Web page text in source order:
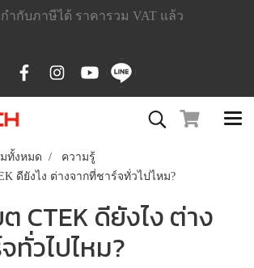
ำกับภาษีได้ ราคารวม VAT แล้ว
ทั้งหมด
ความรู้
ดียังไง ต่างจากที่ชาร์จทั่วไปไหม?
CTEK ดียังไง ต่าง
ทั่วไปไหม?